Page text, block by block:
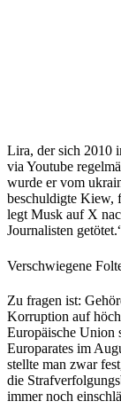
Lira, der sich 2010
via Youtube
wurde er vom
beschuldigte Kiew,
legt Musk auf X
Journalisten
Verschwiegene
Zu fragen ist:
Korruption auf
Europäische Union
Europarates im
stellte man zwar
die
immer noch